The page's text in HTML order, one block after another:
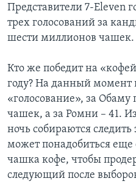
Представители 7-Eleven
трех голосований за
шести миллионов чашек.
Кто же победит на
году? На данный момент
«голосование», за Обаму
чашек, а за Ромни – 41.
ночь собираются следить
может понадобиться
чашка кофе, чтобы
следующий после